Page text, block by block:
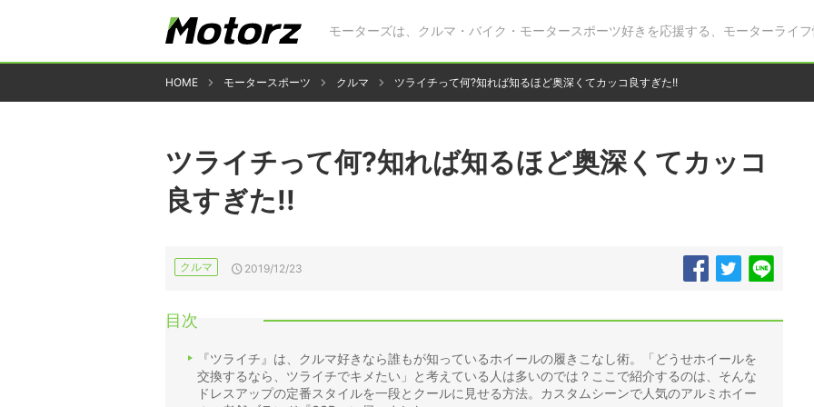
モーターズは、クルマ・バイク・モータースポーツ好きを応援する、モーターライフ
HOME モータースポーツ クルマ ツライチって何?知れば知るほど奥深くてカッコ良すぎた!!
ツライチって何?知れば知るほど奥深くてカッコ
良すぎた!!
クルマ 2019/12/23
目次
『ツライチ』は、クルマ好きなら誰もが知っているホイールの履きこなし術。「どうせホイールを
交換するなら、ツライチでキメたい」と考えている人は多いのでは？ここで紹介するのは、そんな
ドレスアップの定番スタイルを一段とクールに見せる方法。カスタムシーンで人気のアルミホイー